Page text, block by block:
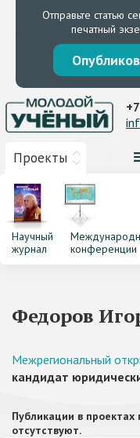
Отправьте статью
печатный
Проекты
Научный
журнал
конференции
Федоров
Межрегиональный
кандидат
Публикации в
отсутствуют.